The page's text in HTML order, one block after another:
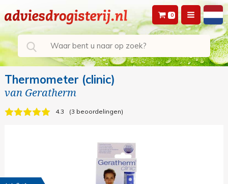
0
Thermometer (clinic)
van Geratherm
4.3 3 beoordelingen